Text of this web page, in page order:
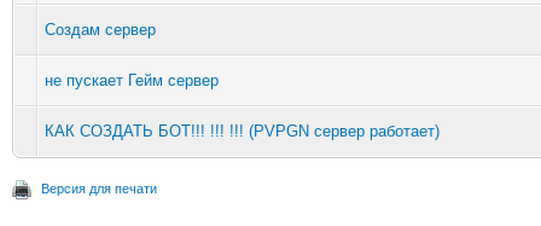
Создам сервер
не пускает Гейм сервер
КАК СОЗДАТЬ БОТ!!! !!! !!! (PVPGN сервер работает)
Версия для печати